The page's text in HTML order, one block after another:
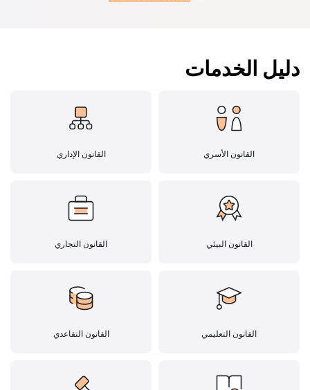
دليل الخدمات
القانون الأسري القانون الإداري
القانون البيئي القانون التجاري
القانون التعليمي القانون التقاعدي